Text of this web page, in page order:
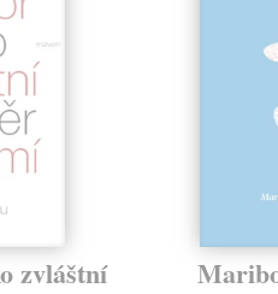
zvláštní